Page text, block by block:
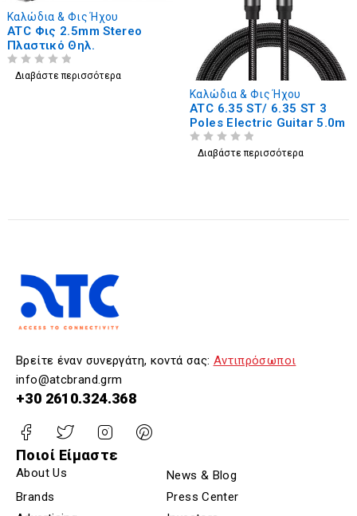
Καλώδια & Φις Ήχου
ATC Φις 2.5mm Stereo
Πλαστικό Θηλ.
Διαβάστε περισσότερα
Καλώδια & Φις Ήχου
ATC 6.35 ST/ 6.35 ST 3
Poles Electric Guitar 5.0m
Διαβάστε περισσότερα
Βρείτε έναν συνεργάτη, κοντά σας: Αντιπρόσωποι
info@atcbrand.grm
+30 2610.324.368
Ποιοί Είμαστε
About Us
News & Blog
Brands
Press Center